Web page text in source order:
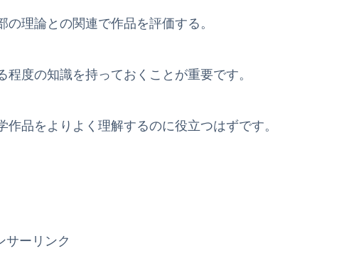
理論との関連で作品を評価する。
度の知識を持っておくことが重要です。
品をよりよく理解するのに役立つはずです。
サーリンク